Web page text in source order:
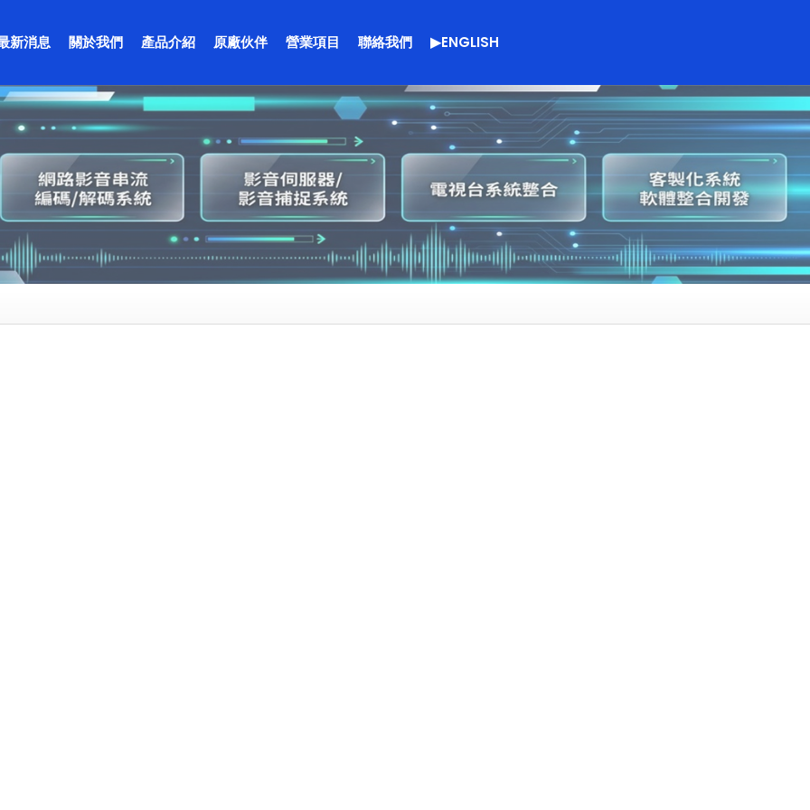
新消息 關於我們 產品介紹 原廠伙伴 營業項目 聯絡我們 ▶ENGLISH